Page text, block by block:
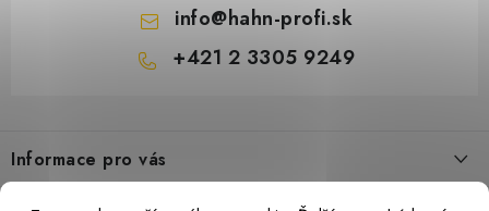
info@hahn-profi.sk
+421 2 3305 9249
p
ä
Informace pro vás